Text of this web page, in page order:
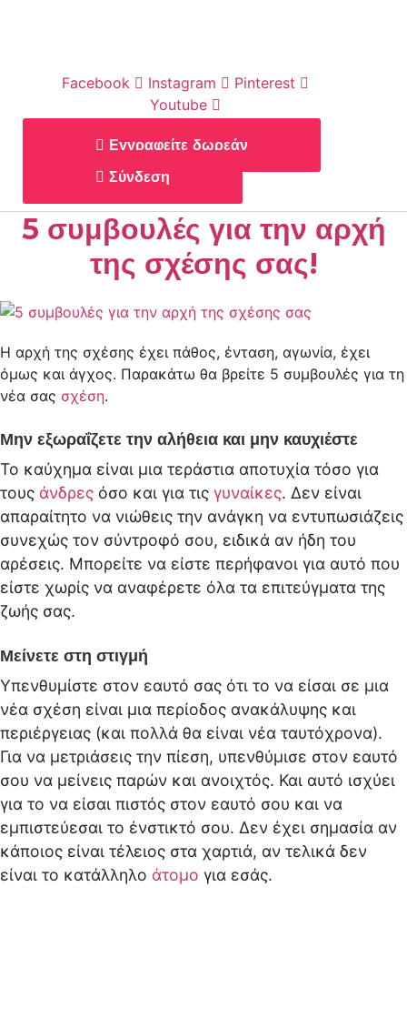
Facebook Instagram
Pinterest
Youtube
Εγγραφείτε δωρεάν
Σύνδεση
5 συμβουλές για την αρχή
της σχέσης σας!
Η αρχή της σχέσης έχει πάθος, ένταση, αγωνία, έχει
όμως και άγχος. Παρακάτω θα βρείτε 5 συμβουλές για τη
νέα σας σχέση.
Μην εξωραΐζετε την αλήθεια και μην καυχιέστε
Το καύχημα είναι μια τεράστια αποτυχία τόσο για
τους άνδρες όσο και για τις γυναίκες. Δεν είναι
απαραίτητο να νιώθεις την ανάγκη να εντυπωσιάζεις
συνεχώς τον σύντροφό σου, ειδικά αν ήδη του
αρέσεις. Μπορείτε να είστε περήφανοι για αυτό που
είστε χωρίς να αναφέρετε όλα τα επιτεύγματα της
ζωής σας.
Μείνετε στη στιγμή
Υπενθυμίστε στον εαυτό σας ότι το να είσαι σε μια
νέα σχέση είναι μια περίοδος ανακάλυψης και
περιέργειας (και πολλά θα είναι νέα ταυτόχρονα).
Για να μετριάσεις την πίεση, υπενθύμισε στον εαυτό
σου να μείνεις παρών και ανοιχτός. Και αυτό ισχύει
για το να είσαι πιστός στον εαυτό σου και να
εμπιστεύεσαι το ένστικτό σου. Δεν έχει σημασία αν
κάποιος είναι τέλειος στα χαρτιά, αν τελικά δεν
είναι το κατάλληλο άτομο για εσάς.